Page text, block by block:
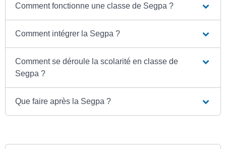
Comment fonctionne une classe de Segpa ?
Comment intégrer la Segpa ?
Comment se déroule la scolarité en classe de
Segpa ?
Que faire après la Segpa ?